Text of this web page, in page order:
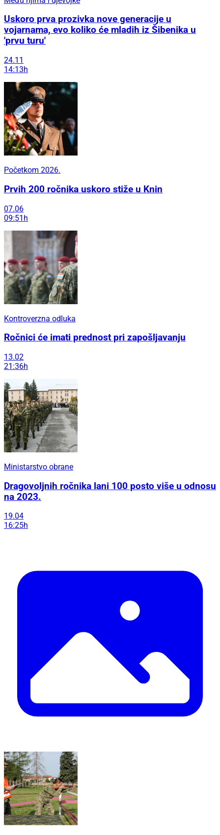
Uskoro prva prozivka nove generacije u
vojarnama, evo koliko će mladih iz Šibenika u
'prvu turu'
24.11
14:13h
Početkom 2026.
Prvih 200 ročnika uskoro stiže u Knin
07.06
09:51h
Kontroverzna odluka
Ročnici će imati prednost pri zapošljavanju
13.02
21:36h
Ministarstvo obrane
Dragovoljnih ročnika lani 100 posto više u odnosu
na 2023.
19.04
16:25h